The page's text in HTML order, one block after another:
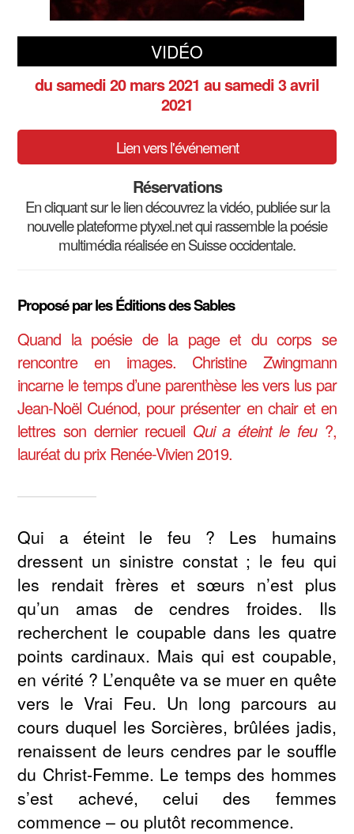
VIDÉO
du samedi 20 mars 2021 au samedi 3 avril
2021
Lien vers l'événement
Réservations
En cliquant sur le lien découvrez la vidéo, publiée sur la
nouvelle plateforme ptyxel.net qui rassemble la poésie
multimédia réalisée en Suisse occidentale.
Proposé par les Éditions des Sables
Quand la poésie de la page et du corps se
rencontre en images. Christine Zwingmann
incarne le temps d’une parenthèse les vers lus par
Jean-Noël Cuénod, pour présenter en chair et en
lettres son dernier recueil Qui a éteint le feu?,
lauréat du prix Renée-Vivien 2019.
Qui a éteint le feu ? Les humains
dressent un sinistre constat ; le feu qui
les rendait frères et sœurs n’est plus
qu’un amas de cendres froides. Ils
recherchent le coupable dans les quatre
points cardinaux. Mais qui est coupable,
en vérité ? L’enquête va se muer en quête
vers le Vrai Feu. Un long parcours au
cours duquel les Sorcières, brûlées jadis,
renaissent de leurs cendres par le souffle
du Christ-Femme. Le temps des hommes
s’est achevé, celui des femmes
commence – ou plutôt recommence.